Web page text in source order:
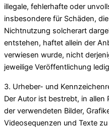
illegale, fehlerhafte oder
insbesondere für Schäden,
Nichtnutzung solcherart
entstehen, haftet allein der
verwiesen wurde, nicht
jeweilige Veröffentlichung
3. Urheber- und
Der Autor ist bestrebt, in
der verwendeten Bilder,
Videosequenzen und Texte